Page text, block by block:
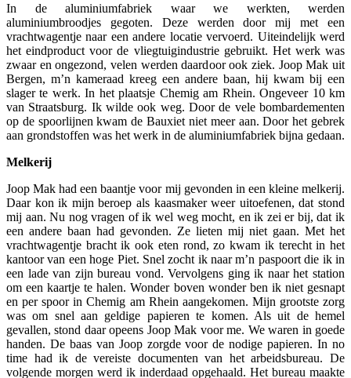
In de aluminiumfabriek waar we werkten, werden
aluminiumbroodjes gegoten. Deze werden door mij met een
vrachtwagentje naar een andere locatie vervoerd. Uiteindelijk werd
het eindproduct voor de vliegtuigindustrie gebruikt. Het werk was
zwaar en ongezond, velen werden daardoor ook ziek. Joop Mak uit
Bergen, m’n kameraad kreeg een andere baan, hij kwam bij een
slager te werk. In het plaatsje Chemig am Rhein. Ongeveer 10 km
van Straatsburg. Ik wilde ook weg. Door de vele bombardementen
op de spoorlijnen kwam de Bauxiet niet meer aan. Door het gebrek
aan grondstoffen was het werk in de aluminiumfabriek bijna gedaan.
Melkerij
Joop Mak had een baantje voor mij gevonden in een kleine melkerij.
Daar kon ik mijn beroep als kaasmaker weer uitoefenen, dat stond
mij aan. Nu nog vragen of ik wel weg mocht, en ik zei er bij, dat ik
een andere baan had gevonden. Ze lieten mij niet gaan. Met het
vrachtwagentje bracht ik ook eten rond, zo kwam ik terecht in het
kantoor van een hoge Piet. Snel zocht ik naar m’n paspoort die ik in
een lade van zijn bureau vond. Vervolgens ging ik naar het station
om een kaartje te halen. Wonder boven wonder ben ik niet gesnapt
en per spoor in Chemig am Rhein aangekomen. Mijn grootste zorg
was om snel aan geldige papieren te komen. Als uit de hemel
gevallen, stond daar opeens Joop Mak voor me. We waren in goede
handen. De baas van Joop zorgde voor de nodige papieren. In no
time had ik de vereiste documenten van het arbeidsbureau. De
volgende morgen werd ik inderdaad opgehaald. Het bureau maakte